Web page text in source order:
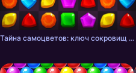
Тайна самоцветов: ключ сокровищ - три в ряд